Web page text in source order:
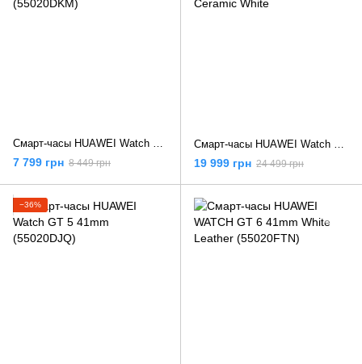
7 799 грн 8 449 грн 19 999 грн 24 499 грн
−36%